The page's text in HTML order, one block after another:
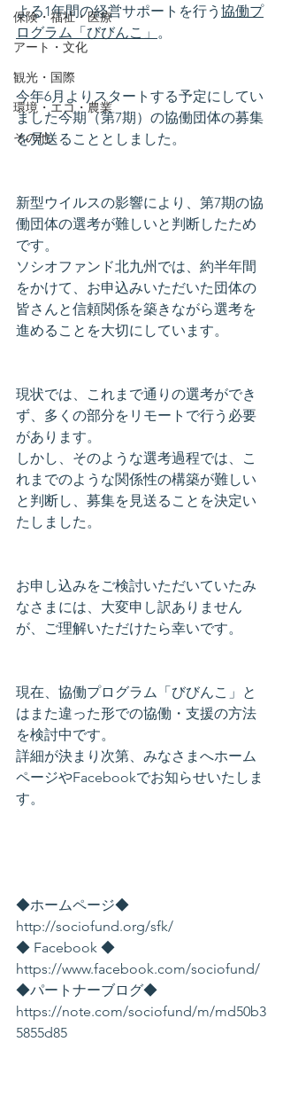
保険・福祉・医療
アート・文化
観光・国際
環境・エコ・農業
その他
よる1年間の経営サポートを行う 協働プ
ログラム「びびんこ」 。
今年6月よりスタートする予定にしてい
ました今期（第7期）の協働団体の募集
を見送ることとしました。
新型ウイルスの影響により、第7期の協
働団体の選考が難しいと判断したため
です。
ソシオファンド北九州では、約半年間
をかけて、お申込みいただいた団体の
皆さんと信頼関係を築きながら選考を
進めることを大切にしています。
現状では、これまで通りの選考ができ
ず、多くの部分をリモートで行う必要
があります。
しかし、そのような選考過程では、こ
れまでのような関係性の構築が難しい
と判断し、募集を見送ることを決定い
たしました。
お申し込みをご検討いただいていたみ
なさまには、大変申し訳ありません
が、ご理解いただけたら幸いです。
現在、協働プログラム「びびんこ」と
はまた違った形での協働・支援の方法
を検討中です。
詳細が決まり次第、みなさまへホーム
ページやFacebookでお知らせいたしま
す。
◆ホームページ◆
http://sociofund.org/sfk/
◆ Facebook ◆
https://www.facebook.com/sociofund/
◆パートナーブログ◆
https://note.com/sociofund/m/md50b3
5855d85